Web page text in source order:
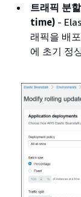
트래픽 분
time) -
래픽을 배
에 초기 정